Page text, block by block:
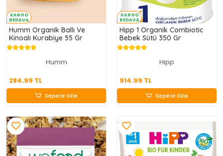
KARGO
BEDAVA
Humm Organik Ballı Ve
Kinoalı Kurabiye 55 Gr
Humm
284.99 TL
284.99 TL
Sepete Ekle
KARGO
BEDAVA
Hipp 1 Organik Combiotic
Bebek Sütü 350 Gr
Hipp
914.99 TL
914.99 TL
Sepete Ekle